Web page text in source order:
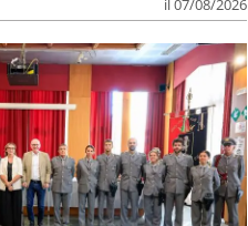
il 07/08/2026